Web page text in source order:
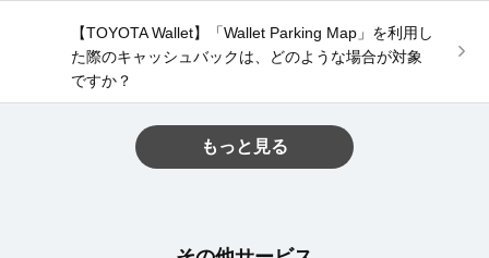
【TOYOTA Wallet】「Wallet Parking Map」を利用し
た際のキャッシュバックは、どのような場合が対象
ですか？
もっと見る